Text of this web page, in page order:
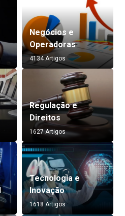
Negócios e
Operadoras
4134 Artigos
Regulação e
Direitos
1627 Artigos
Tecnologia e
Inovação
1618 Artigos